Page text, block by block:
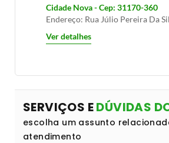
Cidade Nova - Cep: 31170-360
Endereço: Rua Júlio Pereira Da
Ver detalhes
SERVIÇOS EDÚVIDAS
escolha um assunto
atendimento